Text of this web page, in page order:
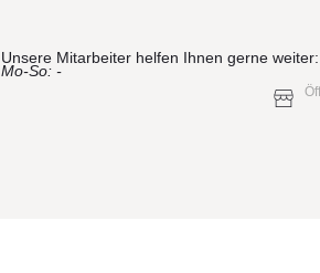
Unsere Mitarbeiter helfen Ihnen gerne weiter:
Mo-So: -